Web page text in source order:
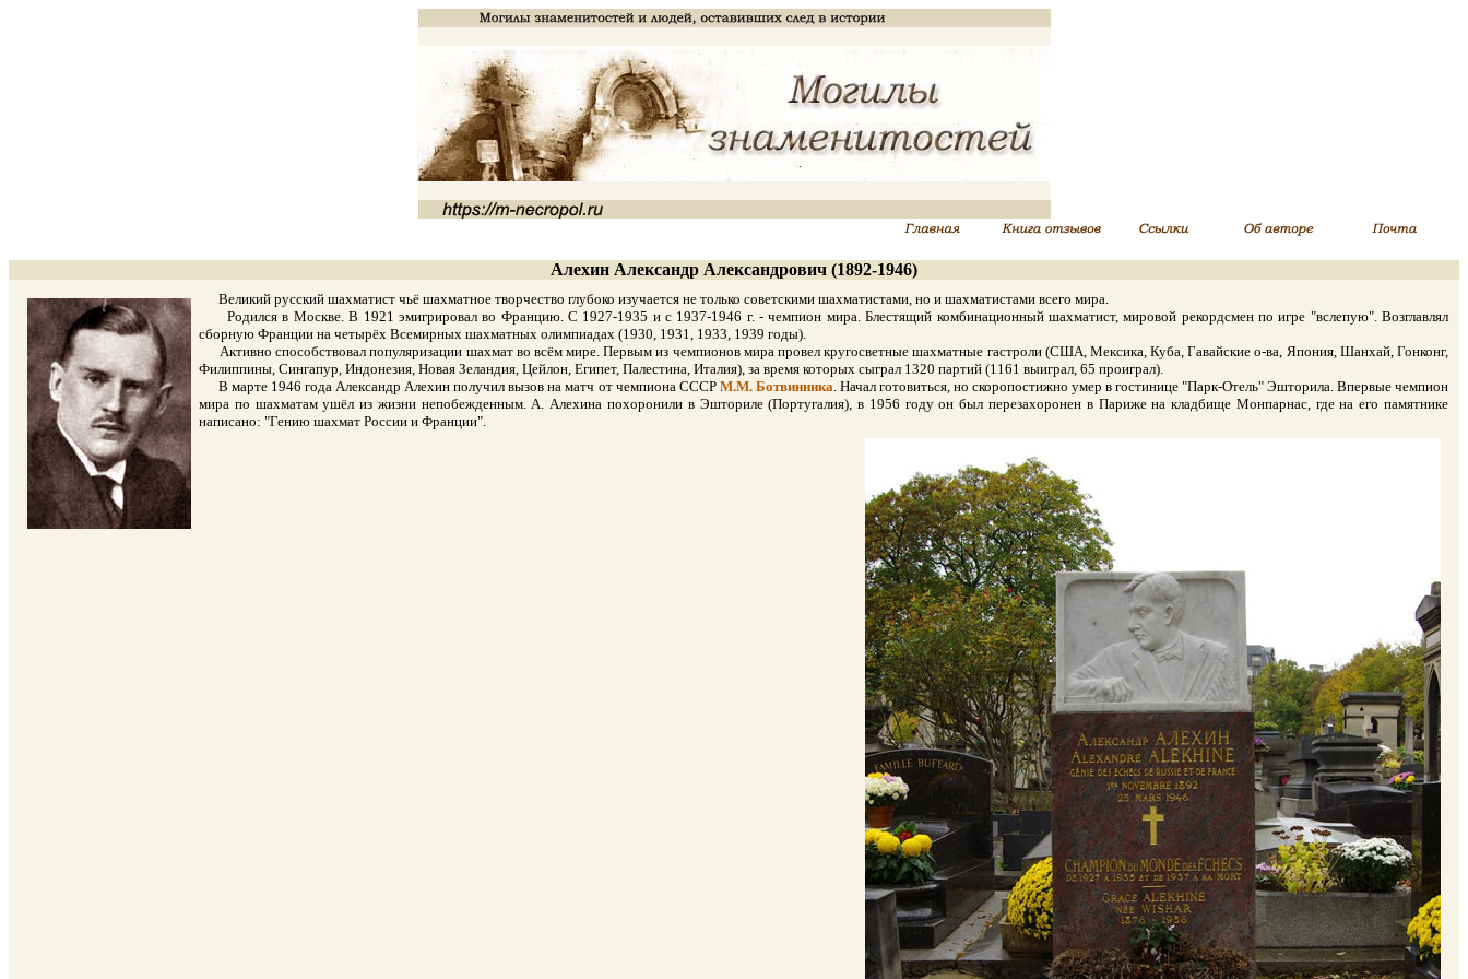
Алехин Александр Александрович (1892-1946)
Великий русский шахматист чьё шахматное творчество глубоко изучается не только советскими шахматистами, но и шахматистами всего мира.
Родился в Москве. В 1921 эмигрировал во Францию. С 1927-1935 и с 1937-1946 г. - чемпион мира. Блестящий комбинационный шахматист, мировой рекордсмен по игре "вслепую". Возглавлял
сборную Франции на четырёх Всемирных шахматных олимпиадах (1930, 1931, 1933, 1939 годы).
Активно способствовал популяризации шахмат во всём мире. Первым из чемпионов мира провел кругосветные шахматные гастроли (США, Мексика, Куба, Гавайские о-ва, Япония, Шанхай, Гонконг,
Филиппины, Сингапур, Индонезия, Новая Зеландия, Цейлон, Египет, Палестина, Италия), за время которых сыграл 1320 партий (1161 выиграл, 65 проиграл).
В марте 1946 года Александр Алехин получил вызов на матч от чемпиона СССР М.М. Ботвинника. Начал готовиться, но скоропостижно умер в гостинице "Парк-Отель" Эшторила. Впервые чемпион
мира по шахматам ушёл из жизни непобежденным. А. Алехина похоронили в Эшториле (Португалия), в 1956 году он был перезахоронен в Париже на кладбище Монпарнас, где на его памятнике
написано: "Гению шахмат России и Франции".